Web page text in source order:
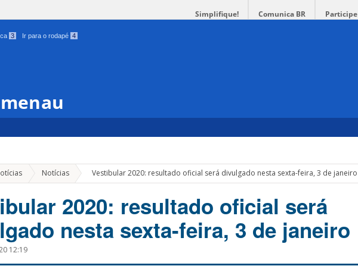
Simplifique! Comunica BR Participe
3 Ir para o rodapé 4
Notícias » Vestibular 2020: resultado oficial será divulgado nesta sexta-feira, 3 de janeiro
2020: resultado oficial será
nesta sexta-feira, 3 de janeiro
12:19